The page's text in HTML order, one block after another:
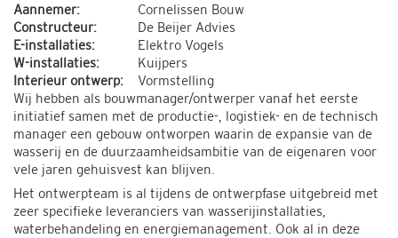
Aannemer:
Cornelissen Bouw
Constructeur:
De Beijer Advies
E-installaties:
Elektro Vogels
W-installaties:
Kuijpers
Interieur ontwerp:
Vormstelling
Wij hebben als bouwmanager/ontwerper vanaf het eerste
initiatief samen met de productie-, logistiek- en de technisch
manager een gebouw ontworpen waarin de expansie van de
wasserij en de duurzaamheidsambitie van de eigenaren voor
vele jaren gehuisvest kan blijven.
Het ontwerpteam is al tijdens de ontwerpfase uitgebreid met
zeer specifieke leveranciers van wasserijinstallaties,
waterbehandeling en energiemanagement. Ook al in deze